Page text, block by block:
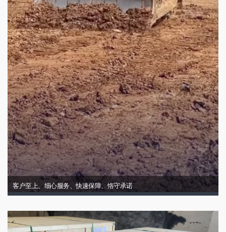
客户至上、细心服务、快速保障、恪守承诺